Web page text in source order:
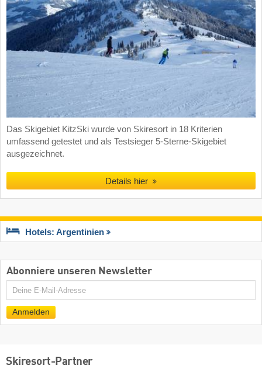
Das Skigebiet KitzSki wurde von Skiresort in 18 Kriterien
umfassend getestet und als Testsieger 5-Sterne-Skigebiet
ausgezeichnet.
Details hier
Hotels: Argentinien
Abonniere unseren Newsletter
E-
Anmelden
Skiresort-Partner